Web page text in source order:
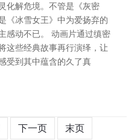
化解危境。不管是《灰密
《冰雪女王》中为爱扬弃的
感动不已。 动画片通过缜密
这些经典故事再行演绎，让
受到其中蕴含的久了真
下一页 末页